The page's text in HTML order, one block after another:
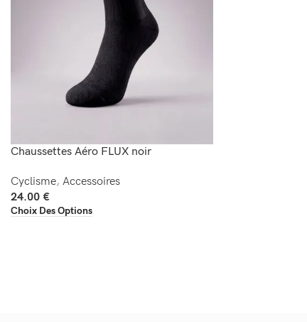
Chaussettes Aéro FLUX noir
Cyclisme, Accessoires
24.00 €
Choix Des Options